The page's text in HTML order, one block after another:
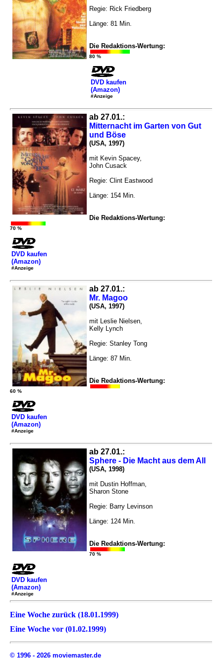
Regie: Rick Friedberg
Länge: 81 Min.
Die Redaktions-Wertung:
80 %
DVD kaufen
(Amazon)
#Anzeige
ab 27.01.:
Mitternacht im Garten von Gut
und Böse
(USA, 1997)
mit Kevin Spacey,
John Cusack
Regie: Clint Eastwood
Länge: 154 Min.
Die Redaktions-Wertung:
70 %
DVD kaufen
(Amazon)
#Anzeige
ab 27.01.:
Mr. Magoo
(USA, 1997)
mit Leslie Nielsen,
Kelly Lynch
Regie: Stanley Tong
Länge: 87 Min.
Die Redaktions-Wertung:
60 %
DVD kaufen
(Amazon)
#Anzeige
ab 27.01.:
Sphere - Die Macht aus dem All
(USA, 1998)
mit Dustin Hoffman,
Sharon Stone
Regie: Barry Levinson
Länge: 124 Min.
Die Redaktions-Wertung:
70 %
DVD kaufen
(Amazon)
#Anzeige
Eine Woche zurück (18.01.1999)
Eine Woche vor (01.02.1999)
© 1996 - 2026 moviemaster.de